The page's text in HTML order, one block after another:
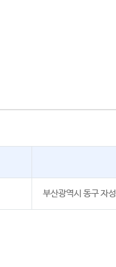
부산광역시 동구 자